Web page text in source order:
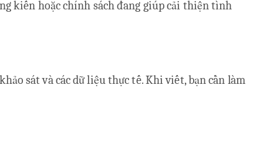
kiến hoặc chính sách đang giúp cải thiện tình
sát và các dữ liệu thực tế. Khi viết, bạn cần làm